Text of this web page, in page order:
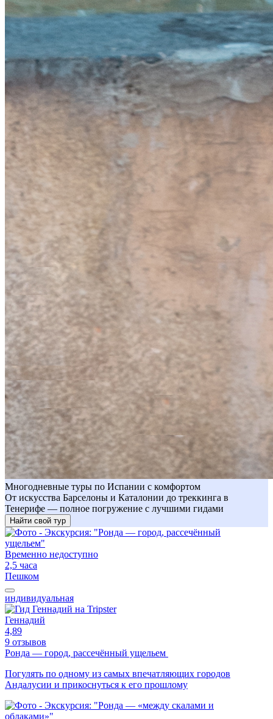
Многодневные туры по Испании с комфортом
От искусства Барселоны и Каталонии до треккинга в
Тенерифе — полное погружение с лучшими гидами
Найти свой тур
Временно недоступно
2,5 часа
Пешком
индивидуальная
Геннадий
4,89
9 отзывов
Ронда — город, рассечённый ущельем
Погулять по одному из самых впечатляющих городов
Андалусии и прикоснуться к его прошлому